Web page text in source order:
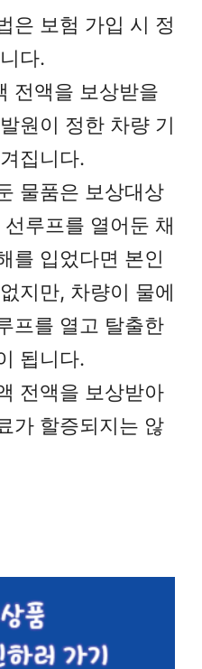
은 보험 가입 시 정
다.
전액을 보상받을
원이 정한 차량 기
집니다.
물품은 보상대상
루프를 열어둔 채
를 입었다면 본인
지만, 차량이 물에
프를 열고 탈출한
됩니다.
전액을 보상받아
가 할증되지는 않